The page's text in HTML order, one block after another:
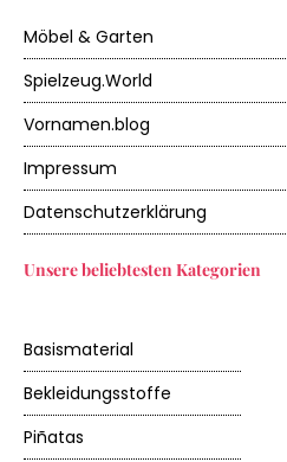
Möbel & Garten
Spielzeug.World
Vornamen.blog
Impressum
Datenschutzerklärung
Unsere beliebtesten Kategorien
Basismaterial
Bekleidungsstoffe
Piñatas